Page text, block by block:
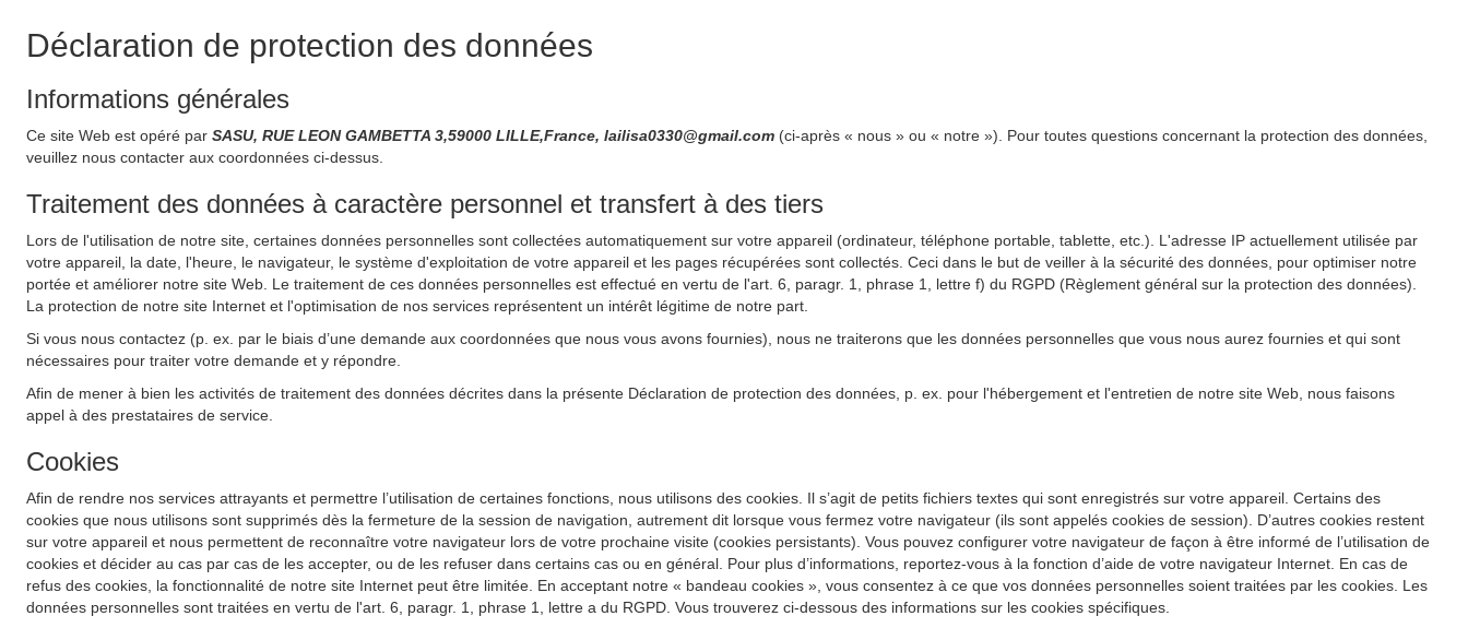
Déclaration de protection des données
Informations générales
Ce site Web est opéré par SASU, RUE LEON GAMBETTA 3,59000 LILLE,France, lailisa0330@gmail.com (ci-après « nous » ou « notre »). Pour toutes questions concernant la protection des données,
veuillez nous contacter aux coordonnées ci-dessus.
Traitement des données à caractère personnel et transfert à des tiers
Lors de l'utilisation de notre site, certaines données personnelles sont collectées automatiquement sur votre appareil (ordinateur, téléphone portable, tablette, etc.). L'adresse IP actuellement utilisée par
votre appareil, la date, l'heure, le navigateur, le système d'exploitation de votre appareil et les pages récupérées sont collectés. Ceci dans le but de veiller à la sécurité des données, pour optimiser notre
portée et améliorer notre site Web. Le traitement de ces données personnelles est effectué en vertu de l'art. 6, paragr. 1, phrase 1, lettre f) du RGPD (Règlement général sur la protection des données).
La protection de notre site Internet et l'optimisation de nos services représentent un intérêt légitime de notre part.
Si vous nous contactez (p. ex. par le biais d’une demande aux coordonnées que nous vous avons fournies), nous ne traiterons que les données personnelles que vous nous aurez fournies et qui sont
nécessaires pour traiter votre demande et y répondre.
Afin de mener à bien les activités de traitement des données décrites dans la présente Déclaration de protection des données, p. ex. pour l'hébergement et l'entretien de notre site Web, nous faisons
appel à des prestataires de service.
Cookies
Afin de rendre nos services attrayants et permettre l’utilisation de certaines fonctions, nous utilisons des cookies. Il s’agit de petits fichiers textes qui sont enregistrés sur votre appareil. Certains des
cookies que nous utilisons sont supprimés dès la fermeture de la session de navigation, autrement dit lorsque vous fermez votre navigateur (ils sont appelés cookies de session). D’autres cookies restent
sur votre appareil et nous permettent de reconnaître votre navigateur lors de votre prochaine visite (cookies persistants). Vous pouvez configurer votre navigateur de façon à être informé de l’utilisation de
cookies et décider au cas par cas de les accepter, ou de les refuser dans certains cas ou en général. Pour plus d’informations, reportez-vous à la fonction d’aide de votre navigateur Internet. En cas de
refus des cookies, la fonctionnalité de notre site Internet peut être limitée. En acceptant notre « bandeau cookies », vous consentez à ce que vos données personnelles soient traitées par les cookies. Les
données personnelles sont traitées en vertu de l'art. 6, paragr. 1, phrase 1, lettre a du RGPD. Vous trouverez ci-dessous des informations sur les cookies spécifiques.